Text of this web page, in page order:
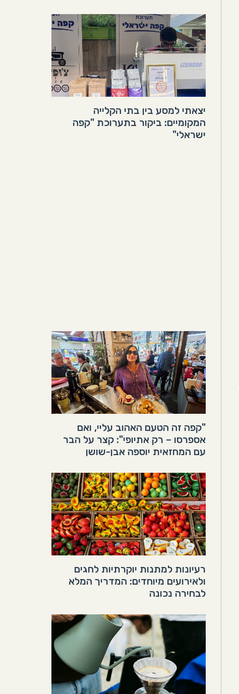
יצאתי למסע בין בתי הקלייה
המקומיים: ביקור בתערוכת "קפה
ישראלי"
"קפה זה הטעם האהוב עליי, ואם
אספרסו – רק אתיופי": קצר על הבר
עם המחזאית יוספה אבן-שושן
רעיונות למתנות יוקרתיות לחגים
ולאירועים מיוחדים: המדריך המלא
לבחירה נכונה